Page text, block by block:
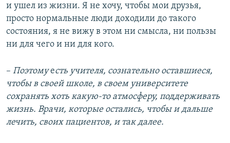
и ушел из жизни. Я не хочу, чтобы мои друзья,
просто нормальные люди доходили до такого
состояния, я не вижу в этом ни смысла, ни пользы
ни для чего и ни для кого.
– Поэтомуесть учителя, сознательно оставшиеся,
чтобы в своей школе, в своем университете
сохранять хоть какую-то атмосферу, поддерживать
жизнь. Врачи, которые остались, чтобы и дальше
лечить, своих пациентов, и так далее.